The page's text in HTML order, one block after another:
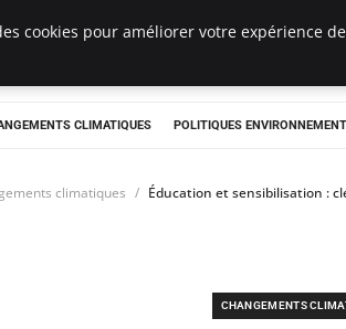
CLIMATIQUES POLITIQUES
climatiques Éducation et sensibilisation :
CHANGEMENTS
cookies pour améliorer votre expérience